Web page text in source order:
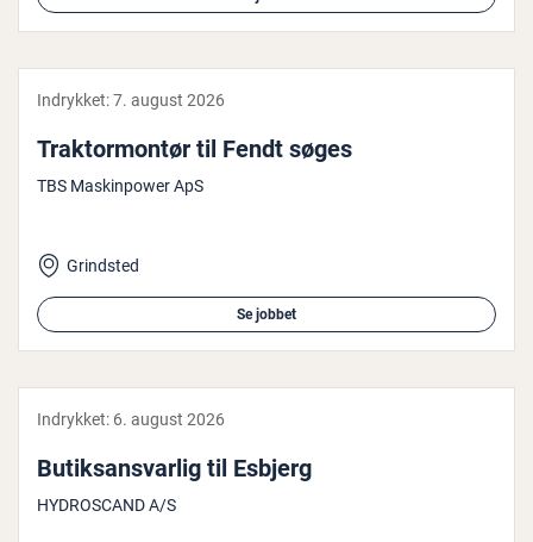
Indrykket:7. august 2026
Trak­tormontør til Fendt søges
TBS Maskinpower ApS
Grindsted
Se jobbet
Indrykket: 6. august 2026
Bu­tiks­ansvar­lig til Esbjerg
HYDROSCAND A/S